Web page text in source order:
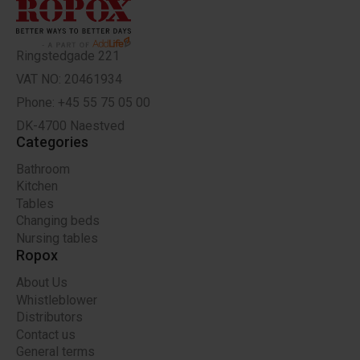
Ringstedgade 221
VAT NO: 20461934
Phone: +45 55 75 05 00
DK-4700 Naestved
Categories
Bathroom
Kitchen
Tables
Changing beds
Nursing tables
Ropox
About Us
Whistleblower
Distributors
Contact us
General terms